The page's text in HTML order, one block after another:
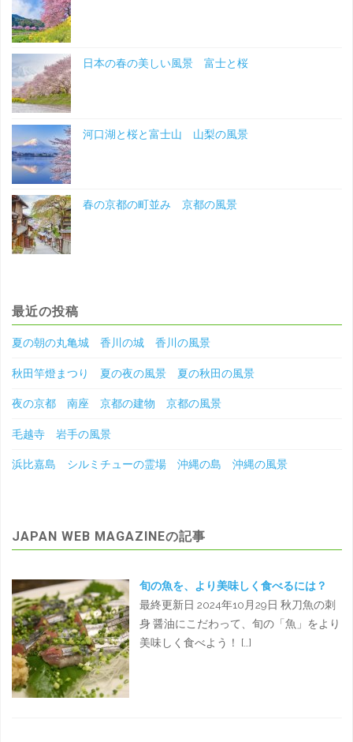
景
京
日本の春の美しい風景 富士と桜
河口湖と桜と富士山 山梨の風景
春の京都の町並み 京都の風景
最近の投稿
夏の朝の丸亀城 香川の城 香川の風景
秋田竿燈まつり 夏の夜の風景 夏の秋田の風景
夜の京都 南座 京都の建物 京都の風景
毛越寺 岩手の風景
浜比嘉島 シルミチューの霊場 沖縄の島 沖縄の風景
JAPAN WEB MAGAZINEの記事
旬の魚を、より美味しく食べるには？
最終更新日 2024年10月29日 秋刀魚の刺
身 醤油にこだわって、旬の「魚」をより
美味しく食べよう！ […]